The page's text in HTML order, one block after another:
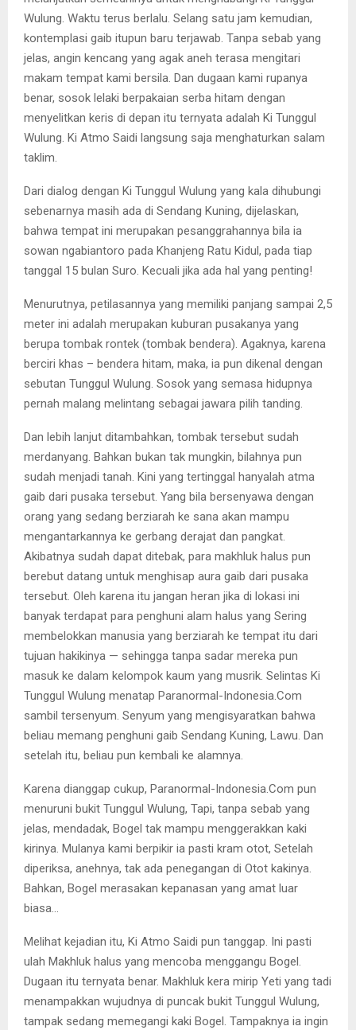
Wulung. Waktu terus berlalu. Selang satu jam kemudian,
kontemplasi gaib itupun baru terjawab. Tanpa sebab yang
jelas, angin kencang yang agak aneh terasa mengitari
makam tempat kami bersila. Dan dugaan kami rupanya
benar, sosok lelaki berpakaian serba hitam dengan
menyelitkan keris di depan itu ternyata adalah Ki Tunggul
Wulung. Ki Atmo Saidi langsung saja menghaturkan salam
taklim.
Dari dialog dengan Ki Tunggul Wulung yang kala dihubungi
sebenarnya masih ada di Sendang Kuning, dijelaskan,
bahwa tempat ini merupakan pesanggrahannya bila ia
sowan ngabiantoro pada Khanjeng Ratu Kidul, pada tiap
tanggal 15 bulan Suro. Kecuali jika ada hal yang penting!
Menurutnya, petilasannya yang memiliki panjang sampai 2,5
meter ini adalah merupakan kuburan pusakanya yang
berupa tombak rontek (tombak bendera). Agaknya, karena
berciri khas – bendera hitam, maka, ia pun dikenal dengan
sebutan Tunggul Wulung. Sosok yang semasa hidupnya
pernah malang melintang sebagai jawara pilih tanding.
Dan lebih lanjut ditambahkan, tombak tersebut sudah
merdanyang. Bahkan bukan tak mungkin, bilahnya pun
sudah menjadi tanah. Kini yang tertinggal hanyalah atma
gaib dari pusaka tersebut. Yang bila bersenyawa dengan
orang yang sedang berziarah ke sana akan mampu
mengantarkannya ke gerbang derajat dan pangkat.
Akibatnya sudah dapat ditebak, para makhluk halus pun
berebut datang untuk menghisap aura gaib dari pusaka
tersebut. Oleh karena itu jangan heran jika di lokasi ini
banyak terdapat para penghuni alam halus yang Sering
membelokkan manusia yang berziarah ke tempat itu dari
tujuan hakikinya — sehingga tanpa sadar mereka pun
masuk ke dalam kelompok kaum yang musrik. Selintas Ki
Tunggul Wulung menatap Paranormal-Indonesia.Com
sambil tersenyum. Senyum yang mengisyaratkan bahwa
beliau memang penghuni gaib Sendang Kuning, Lawu. Dan
setelah itu, beliau pun kembali ke alamnya.
Karena dianggap cukup, Paranormal-Indonesia.Com pun
menuruni bukit Tunggul Wulung, Tapi, tanpa sebab yang
jelas, mendadak, Bogel tak mampu menggerakkan kaki
kirinya. Mulanya kami berpikir ia pasti kram otot, Setelah
diperiksa, anehnya, tak ada penegangan di Otot kakinya.
Bahkan, Bogel merasakan kepanasan yang amat luar
biasa…
Melihat kejadian itu, Ki Atmo Saidi pun tanggap. Ini pasti
ulah Makhluk halus yang mencoba menggangu Bogel.
Dugaan itu ternyata benar. Makhluk kera mirip Yeti yang tadi
menampakkan wujudnya di puncak bukit Tunggul Wulung,
tampak sedang memegangi kaki Bogel. Tampaknya ia ingin